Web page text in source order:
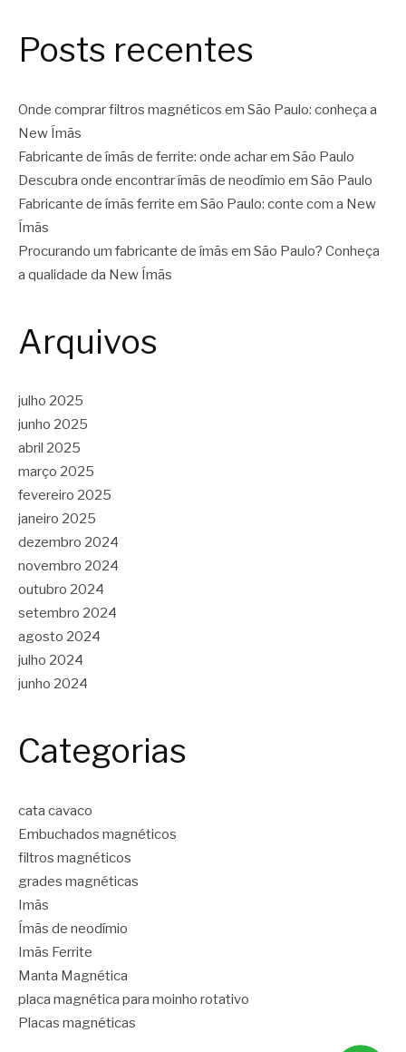
Posts recentes
Onde comprar filtros magnéticos em São Paulo: conheça a
New Ímãs
Fabricante de ímãs de ferrite: onde achar em São Paulo
Descubra onde encontrar ímãs de neodímio em São Paulo
Fabricante de ímãs ferrite em São Paulo: conte com a New
Ímãs
Procurando um fabricante de ímãs em São Paulo? Conheça
a qualidade da New Ímãs
Arquivos
julho 2025
junho 2025
abril 2025
março 2025
fevereiro 2025
janeiro 2025
dezembro 2024
novembro 2024
outubro 2024
setembro 2024
agosto 2024
julho 2024
junho 2024
Categorias
cata cavaco
Embuchados magnéticos
filtros magnéticos
grades magnéticas
Imãs
Ímãs de neodímio
Imãs Ferrite
Manta Magnética
placa magnética para moinho rotativo
Placas magnéticas